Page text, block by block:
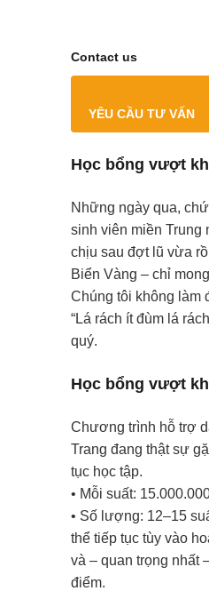
Contact us
YÊU CẦU TƯ VẤN
Học bổng vượt
Những ngày qua,
sinh viên miền Trung
chịu sau đợt lũ vừa
Biển Vàng – chỉ
Chúng tôi không làm
“Lá rách ít đùm lá
quý.
Học bổng vượt
Chương trình hỗ trợ
Trang đang thật sự
tục học tập.
• Mỗi suất:
• Số lượng: 12–15
thể tiếp tục tùy vào
và – quan trọng nhất
điểm.